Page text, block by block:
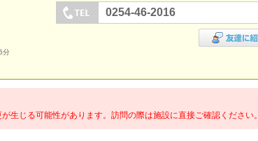
分
0254-46-2016
生じる可能性があります。訪問の際は施設に直接ご確認ください。